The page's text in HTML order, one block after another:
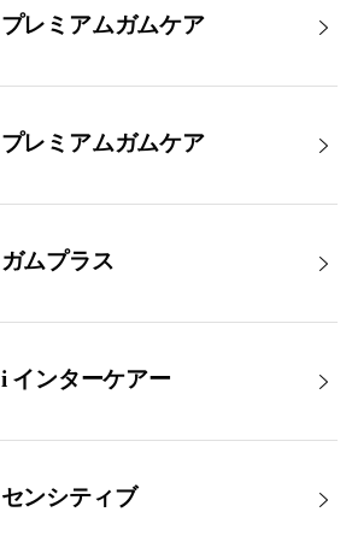
プレミアムガムケア
プレミアムガムケア
ガムプラス
i インターケアー
センシティブ